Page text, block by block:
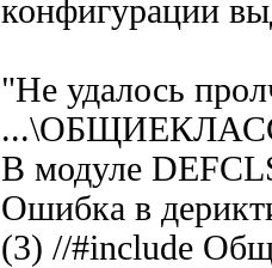
конфигурации
"Не удалось
В модуле
Ошибка в
(3) //#include